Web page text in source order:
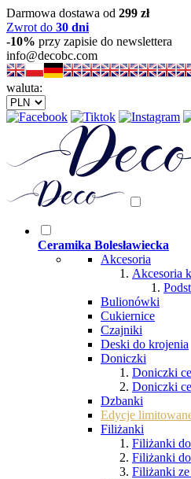
Darmowa dostawa od 299 zł
Zwrot do 30 dni
-10% przy zapisie do newslettera
info@decobc.com
waluta:
Ceramika Bolesławiecka
Akcesoria
Akcesoria
Bulionówki
Cukiernice
Czajniki
Deski do krojenia
Doniczki
Doniczki
Doniczki
Dzbanki
Edycje
Filiżanki
Filiżanki do
Filiżanki
Filiżanki